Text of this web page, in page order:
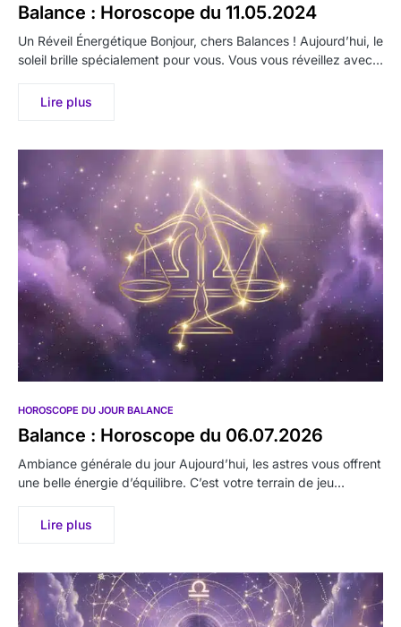
Balance : Horoscope du 11.05.2024
Un Réveil Énergétique Bonjour, chers Balances ! Aujourd’hui, le
soleil brille spécialement pour vous. Vous vous réveillez avec…
Lire plus
HOROSCOPE DU JOUR BALANCE
Balance : Horoscope du 06.07.2026
Ambiance générale du jour Aujourd’hui, les astres vous offrent
une belle énergie d’équilibre. C’est votre terrain de jeu…
Lire plus